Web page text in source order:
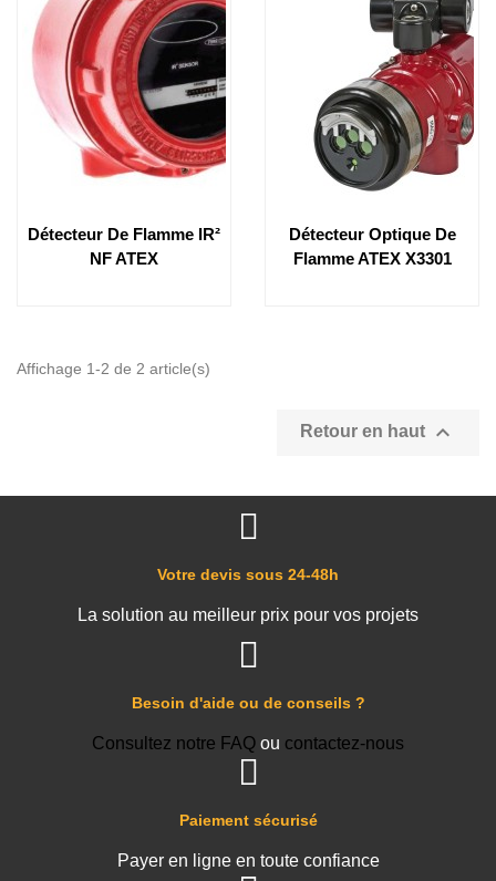
Détecteur De Flamme IR²
NF ATEX
Détecteur Optique De
Flamme ATEX X3301
Affichage 1-2 de 2 article(s)
Retour en haut 
Paiement sécurisé
Payer en ligne en toute confiance
Besoin d'aide ou de conseils ?
Consultez notre FAQ ou contactez-nous
Votre devis sous 24-48h
La solution au meilleur prix pour vos projets